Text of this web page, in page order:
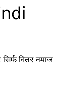
वितर नमाज